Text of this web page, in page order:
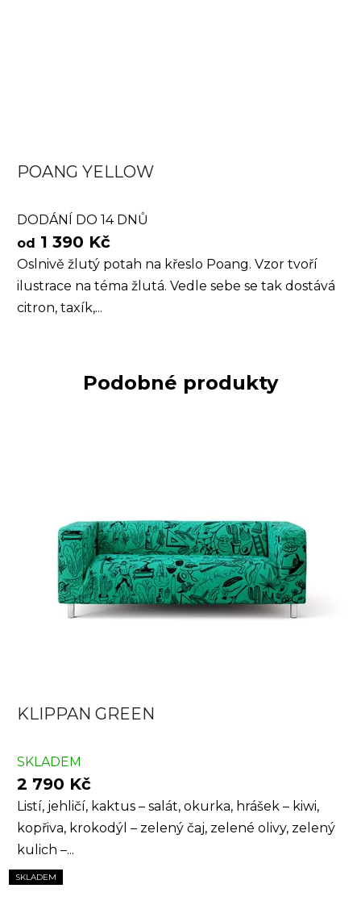
POANG YELLOW
DODÁNÍ DO 14 DNŮ
od 1 390 Kč
Oslnivě žlutý potah na křeslo Poang. Vzor tvoří
ilustrace na téma žlutá. Vedle sebe se tak dostává
citron, taxík,...
Podobné produkty
KLIPPAN GREEN
SKLADEM
2 790 Kč
Listí, jehličí, kaktus – salát, okurka, hrášek – kiwi,
kopřiva, krokodýl – zelený čaj, zelené olivy, zelený
kulich –...
SKLADEM